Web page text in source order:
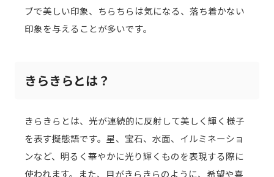
ブで美しい印象、ちらちらは気になる、落ち着かない
印象を与えることが多いです。
きらきらとは？
きらきらとは、光が連続的に反射して美しく輝く様子
を表す擬態語です。星、宝石、水面、イルミネーショ
ンなど、明るく華やかに光り輝くものを表現する際に
使われます。また、目がきらきらのように、希望や喜